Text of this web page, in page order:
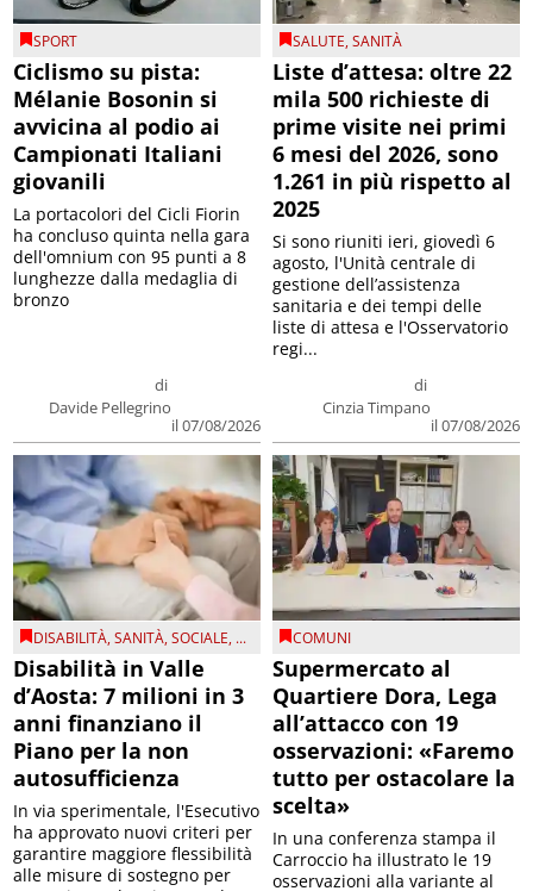
SPORT
Ciclismo su pista:
Mélanie Bosonin si
avvicina al podio ai
Campionati Italiani
giovanili
Davide Pellegrino
La portacolori del Cicli Fiorin
ha concluso quinta nella gara
dell'omnium con 95 punti a 8
lunghezze dalla medaglia di
bronzo
SALUTE ,SANITÀ
Liste d’attesa: oltre 22
mila 500 richieste di
prime visite nei primi
6 mesi del 2026, sono
1.261 in più rispetto al
2025
Cinzia Timpano
Si sono riuniti ieri, giovedì 6
agosto, l'Unità centrale di
gestione dell’assistenza
sanitaria e dei tempi delle
liste di attesa e l'Osservatorio
regi...
DISABILITÀ SANITÀ,SOCIALE , ...
Disabilità in Valle
d’Aosta: 7 milioni in 3
anni finanziano il
Piano per la non
autosufficienza
In via sperimentale, l'Esecutivo
ha approvato nuovi criteri per
garantire maggiore flessibilità
alle misure di sostegno per
esempio per l'assistenza d...
COMUNI
Supermercato al
Quartiere Dora, Lega
all’attacco con 19
osservazioni: «Faremo
tutto per ostacolare la
scelta»
In una conferenza stampa il
Carroccio ha illustrato le 19
osservazioni alla variante al
piano regolatore che saranno